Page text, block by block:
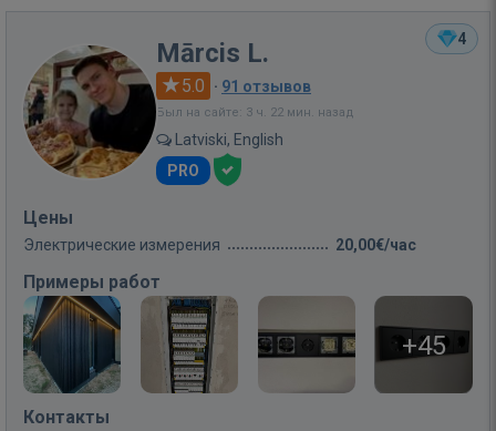
4
Mārcis L.
5.0 · 91 отзывов
Был на сайте: 3 ч. 22 мин. назад
Latviski, English
PRO
Цены
Электрические измерения 20,00€/час
Примеры работ
+45
Контакты